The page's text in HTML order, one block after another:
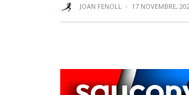
JOAN FENOLL · 17 NOVEMBRE,